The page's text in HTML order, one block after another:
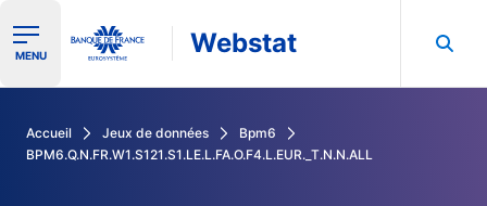
Ouvrir le menu de navigation
MENU Webstat
Accueil Jeux de données
Bpm6
BPM6.Q.N.FR.W1.S121.S1.LE.L.FA.O.F4.L.EUR._T.N.N.ALL